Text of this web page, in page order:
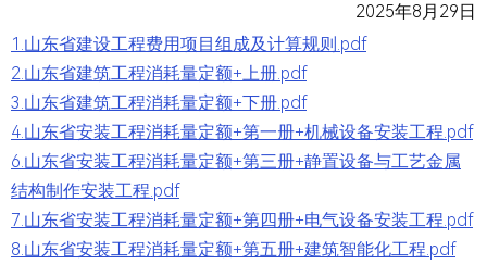
2025年8月29日
1.山东省建设工程费用项目组成及计算规则.pdf
2.山东省建筑工程消耗量定额+上册.pdf
3.山东省建筑工程消耗量定额+下册.pdf
4.山东省安装工程消耗量定额+第一册+机械设备安装工程.pdf
6.山东省安装工程消耗量定额+第三册+静置设备与工艺金属
结构制作安装工程.pdf
7.山东省安装工程消耗量定额+第四册+电气设备安装工程.pdf
8.山东省安装工程消耗量定额+第五册+建筑智能化工程.pdf